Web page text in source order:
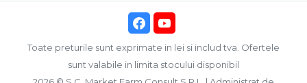
Toate preturile sunt exprimate in lei si includ tva. Ofertele
sunt valabile in limita stocului disponibil